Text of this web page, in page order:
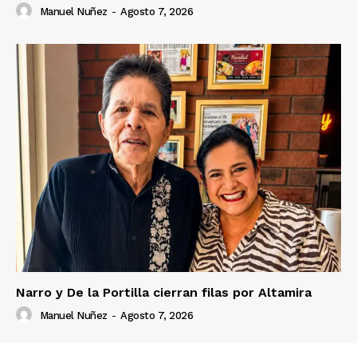
Manuel Nuñez - Agosto 7, 2026
Narro y De la Portilla cierran filas por Altamira
Manuel Nuñez - Agosto 7, 2026